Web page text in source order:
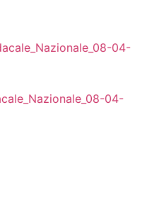
04-
04-